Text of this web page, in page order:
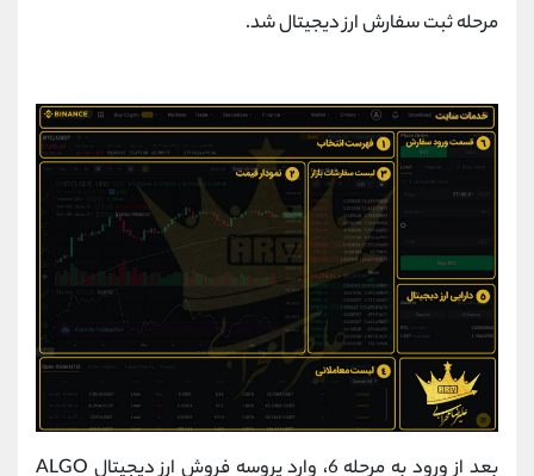
مرحله ثبت سفارش ارز دیجیتال شد.
بعد از ورود به مرحله 6، وارد پروسه فروش ارز دیجیتال ALGO